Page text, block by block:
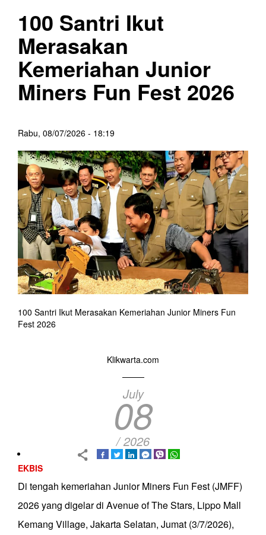
100 Santri Ikut
Merasakan
Kemeriahan Junior
Miners Fun Fest 2026
Rabu, 08/07/2026 - 18:19
100 Santri Ikut Merasakan Kemeriahan Junior Miners Fun
Fest 2026
Klikwarta.com
July
08
/ 2026
EKBIS
Di tengah kemeriahan Junior Miners Fun Fest (JMFF)
2026 yang digelar di Avenue of The Stars, Lippo Mall
Kemang Village, Jakarta Selatan, Jumat (3/7/2026),